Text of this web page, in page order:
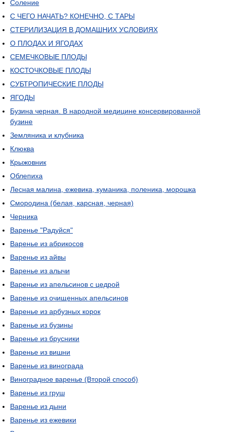
Соление
С ЧЕГО НАЧАТЬ? КОНЕЧНО, С ТАРЫ
СТЕРИЛИЗАЦИЯ В ДОМАШНИХ УСЛОВИЯХ
О ПЛОДАХ И ЯГОДАХ
СЕМЕЧКОВЫЕ ПЛОДЫ
КОСТОЧКОВЫЕ ПЛОДЫ
СУБТРОПИЧЕСКИЕ ПЛОДЫ
ЯГОДЫ
Бузина черная. В народной медицине консервированной
бузине
Земляника и клубника
Клюква
Крыжовник
Облепиха
Лесная малина, ежевика, куманика, поленика, морошка
Смородина (белая, карсная, черная)
Черника
Варенье "Радуйся"
Варенье из абрикосов
Варенье из айвы
Варенье из алычи
Варенье из апельсинов с цедрой
Варенье из очищенных апельсинов
Варенье из арбузных корок
Варенье из бузины
Варенье из брусники
Варенье из вишни
Варенье из винограда
Виноградное варенье (Второй способ)
Варенье из груш
Варенье из дыни
Варенье из ежевики